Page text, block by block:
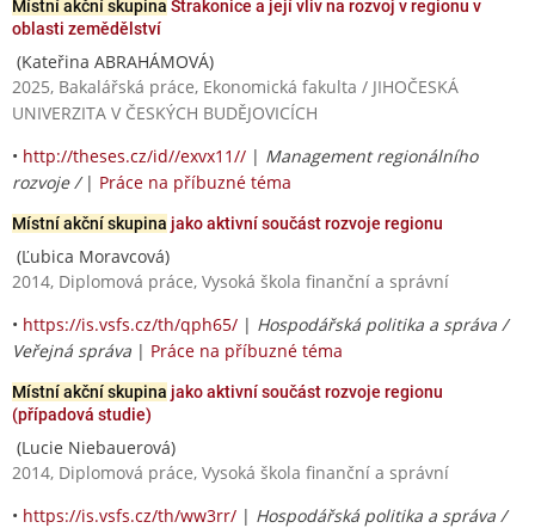
Místní akční skupina Strakonice a její vliv na rozvoj v regionu v
oblasti zemědělství
(Kateřina ABRAHÁMOVÁ)
2025, Bakalářská práce, Ekonomická fakulta / JIHOČESKÁ
UNIVERZITA V ČESKÝCH BUDĚJOVICÍCH
• http://theses.cz/id//exvx11// | Management regionálního
rozvoje / | Práce na příbuzné téma
Místní akční skupina jako aktivní součást rozvoje regionu
(Ľubica Moravcová)
2014, Diplomová práce, Vysoká škola finanční a správní
• https://is.vsfs.cz/th/qph65/ | Hospodářská politika a správa /
Veřejná správa | Práce na příbuzné téma
Místní akční skupina jako aktivní součást rozvoje regionu
(případová studie)
(Lucie Niebauerová)
2014, Diplomová práce, Vysoká škola finanční a správní
• https://is.vsfs.cz/th/ww3rr/ | Hospodářská politika a správa /